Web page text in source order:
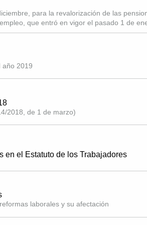
para la revalorización de las
que entró en vigor el pasado 1 de
año 2019
2018, de 1 de marzo)
en el Estatuto de los Trabajadores
laborales y su afectación